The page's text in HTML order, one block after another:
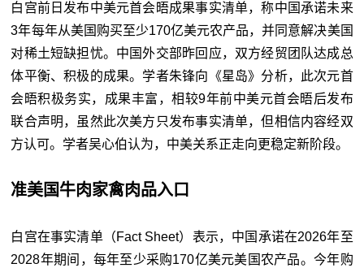
白宫前日发布中美元首会晤成果事实清单，称中国承诺未来
3年每年从美国购买至少170亿美元农产品，并同意解决美国
对稀土短缺担忧。中国外交部昨回应，双方经贸团队达成总
体平衡、积极的成果。学者朱锋向《星岛》分析，此次元首
会晤积极务实，成果丰富，相较9年前中美元首会晤后发布
联合声明，虽然此次美方只发布事实清单，但相信内容经双
方认可。学者吴心伯认为，中美关系正走向更稳定新阶段。
准美国牛肉家禽肉品入口
白宫在事实清单（Fact Sheet）表示，中国承诺在2026年至
2028年期间，每年至少采购170亿美元美国农产品。今年购